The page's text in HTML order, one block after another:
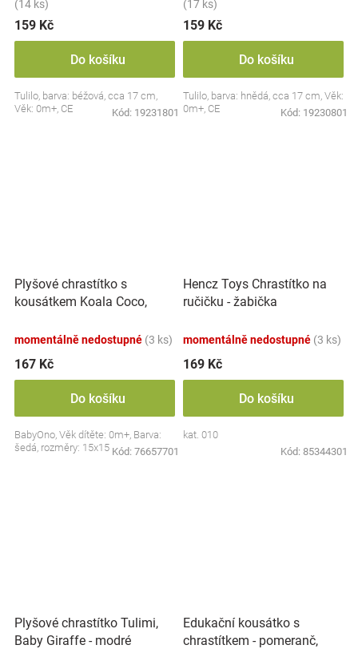
(14 ks)
159 Kč
Do košíku
Tulilo, barva: béžová, cca 17 cm,
Věk: 0m+, CE
Kód: 19231801
(17 ks)
159 Kč
Do košíku
Tulilo, barva: hnědá, cca 17 cm, Věk:
0m+, CE
Kód: 19230801
Plyšové chrastítko s
kousátkem Koala Coco,
momentálně nedostupné (3 ks)
167 Kč
Do košíku
BabyOno, Věk dítěte: 0m+, Barva:
šedá, rozměry: 15x15 cm.
Kód: 76657701
Hencz Toys Chrastítko na
ručičku - žabička
momentálně nedostupné (3 ks)
169 Kč
Do košíku
kat. 010
Kód: 85344301
Plyšové chrastítko Tulimi,
Baby Giraffe - modré
Edukační kousátko s
chrastítkem - pomeranč,